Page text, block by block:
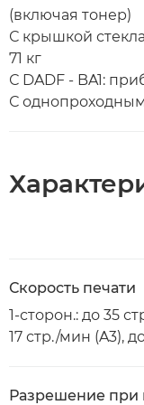
(включая тонер)
С крышкой
71 кг
С DADF - BA1:
С однопроходным
Скорость печати
1-сторон.: до 35
17 стр./мин (A3),
Разрешение при